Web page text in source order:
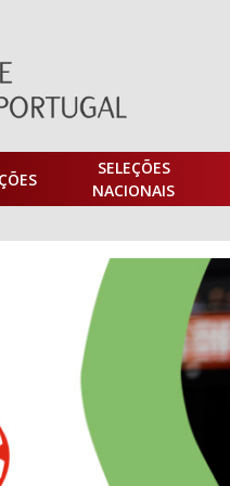
SELEÇÕES
NACIONAIS